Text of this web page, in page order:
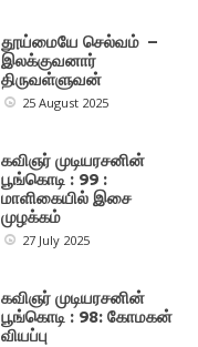
தூய்மையே செல்வம் –
இலக்குவனார்
திருவள்ளுவன்
25 August 2025
கவிஞர் முடியரசனின்
பூங்கொடி : 99 :
மாளிகையில் இசை
முழக்கம்
27 July 2025
கவிஞர் முடியரசனின்
பூங்கொடி : 98: கோமகன்
வியப்பு